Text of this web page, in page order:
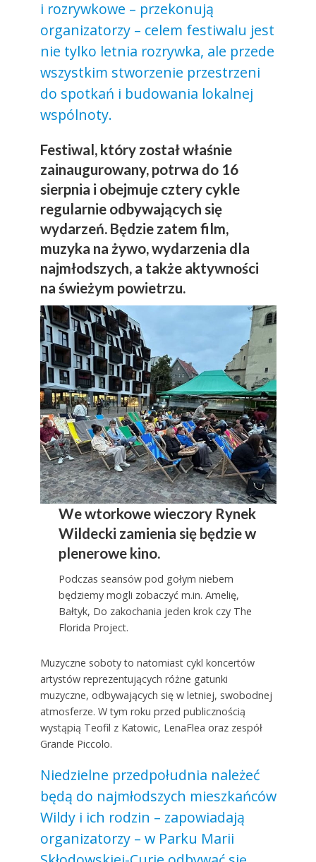
i rozrywkowe – przekonują
organizatorzy – celem festiwalu jest
nie tylko letnia rozrywka, ale przede
wszystkim stworzenie przestrzeni
do spotkań i budowania lokalnej
wspólnoty.
Festiwal, który został właśnie
zainaugurowany, potrwa do 16
sierpnia i obejmuje cztery cykle
regularnie odbywających się
wydarzeń. Będzie zatem film,
muzyka na żywo, wydarzenia dla
najmłodszych, a także aktywności
na świeżym powietrzu.
We wtorkowe wieczory Rynek
Wildecki zamienia się będzie w
plenerowe kino.
Podczas seansów pod gołym niebem
będziemy mogli zobaczyć m.in. Amelię,
Bałtyk, Do zakochania jeden krok czy The
Florida Project.
Muzyczne soboty to natomiast cykl koncertów
artystów reprezentujących różne gatunki
muzyczne, odbywających się w letniej, swobodnej
atmosferze. W tym roku przed publicznością
wystąpią Teofil z Katowic, LenaFlea oraz zespół
Grande Piccolo.
Niedzielne przedpołudnia należeć
będą do najmłodszych mieszkańców
Wildy i ich rodzin – zapowiadają
organizatorzy – w Parku Marii